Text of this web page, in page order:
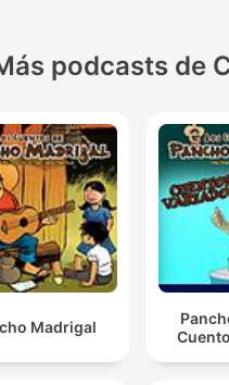
podcasts de
Madrigal